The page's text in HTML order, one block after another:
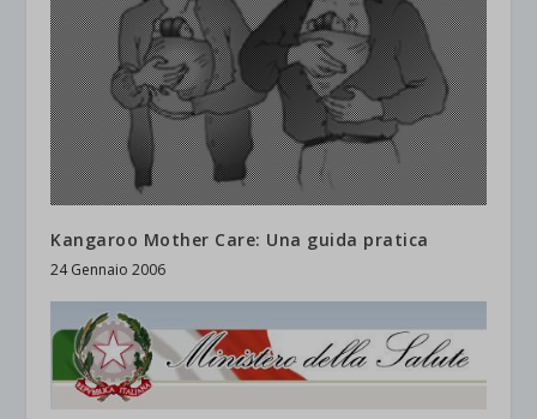
Kangaroo Mother Care: Una guida pratica
24 Gennaio 2006